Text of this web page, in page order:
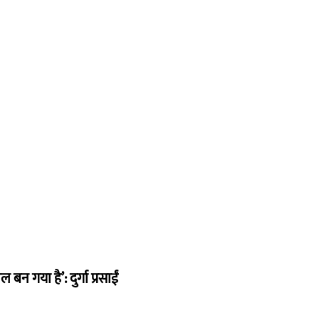
गया है’: दुर्गा प्रसाईं